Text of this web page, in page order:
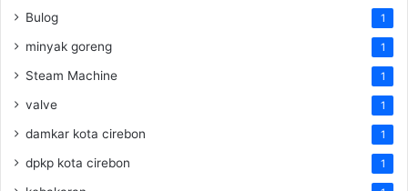
Bulog 1
minyak goreng 1
Steam Machine 1
valve 1
damkar kota cirebon 1
dpkp kota cirebon 1